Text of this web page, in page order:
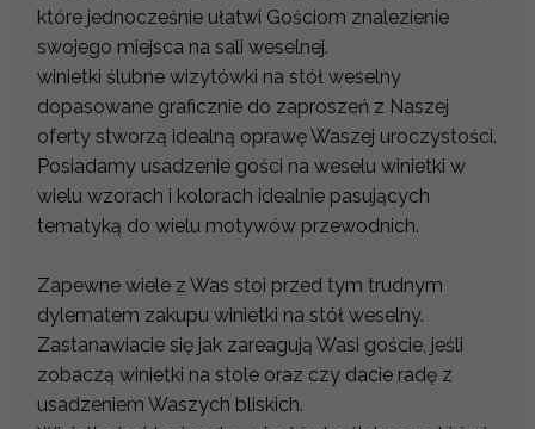
które jednocześnie ułatwi Gościom znalezienie
swojego miejsca na sali weselnej.
winietki ślubne wizytówki na stół weselny
dopasowane graficznie do zaproszeń z Naszej
oferty stworzą idealną oprawę Waszej uroczystości.
Posiadamy usadzenie gości na weselu winietki w
wielu wzorach i kolorach idealnie pasujących
tematyką do wielu motywów przewodnich.
Zapewne wiele z Was stoi przed tym trudnym
dylematem zakupu winietki na stół weselny.
Zastanawiacie się jak zareagują Wasi goście, jeśli
zobaczą winietki na stole oraz czy dacie radę z
usadzeniem Waszych bliskich.